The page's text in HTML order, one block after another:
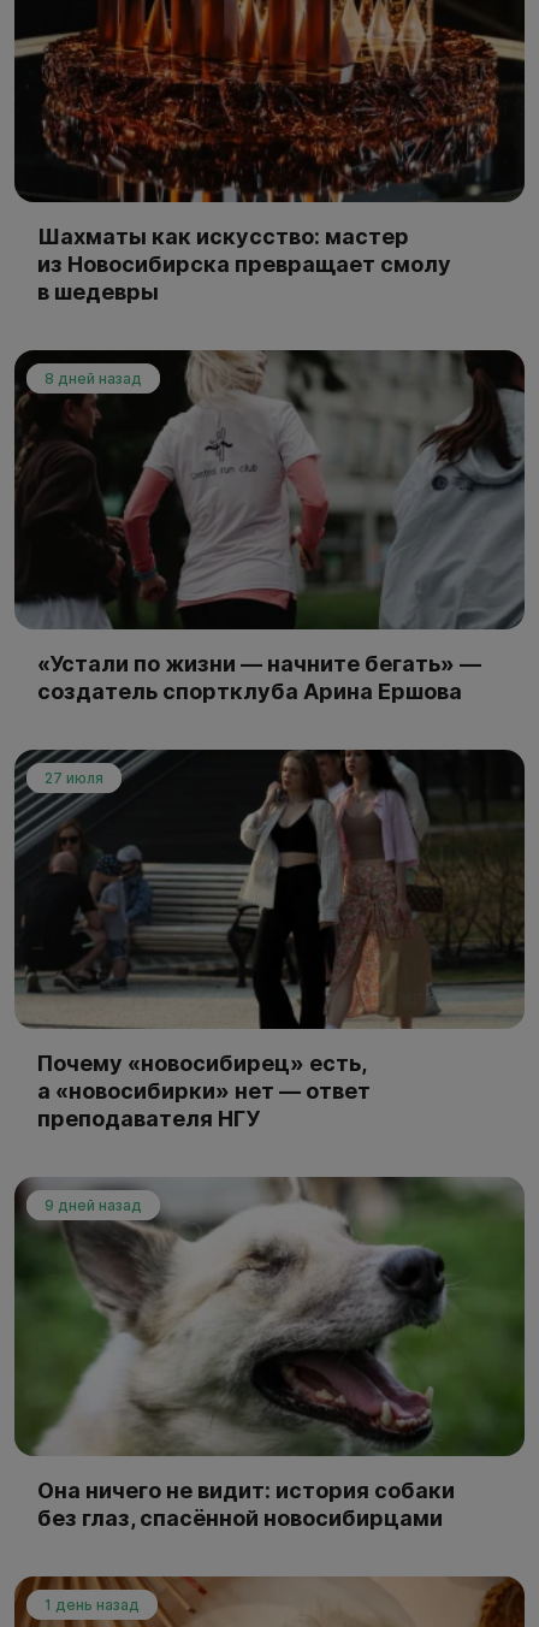
Шахматы как искусство: мастер
из Новосибирска превращает смолу
в шедевры
8 дней назад
«Устали по жизни — начните бегать» —
создатель спортклуба Арина Ершова
27 июля
Почему «новосибирец» есть,
а «новосибирки» нет — ответ
преподавателя НГУ
9 дней назад
Она ничего не видит: история собаки
без глаз, спасённой новосибирцами
1 день назад